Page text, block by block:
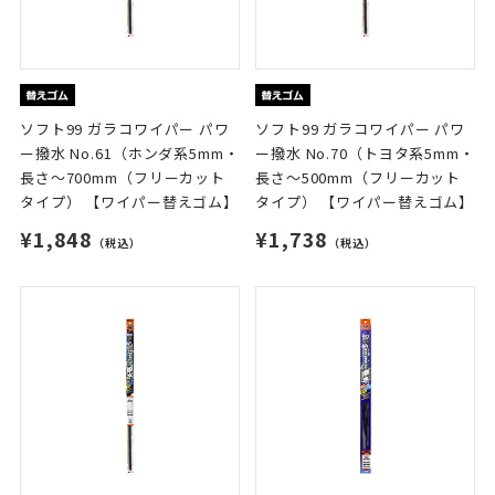
ソフト99 ガラコワイパー パワ
ー撥水 No.61（ホンダ系5mm・
長さ～700mm（フリーカット
タイプ） 【ワイパー替えゴム】
¥1,848 （税込）
ソフト99 ガラコワイパー パワ
ー撥水 No.70（トヨタ系5mm・
長さ～500mm（フリーカット
タイプ） 【ワイパー替えゴム】
¥1,738 （税込）